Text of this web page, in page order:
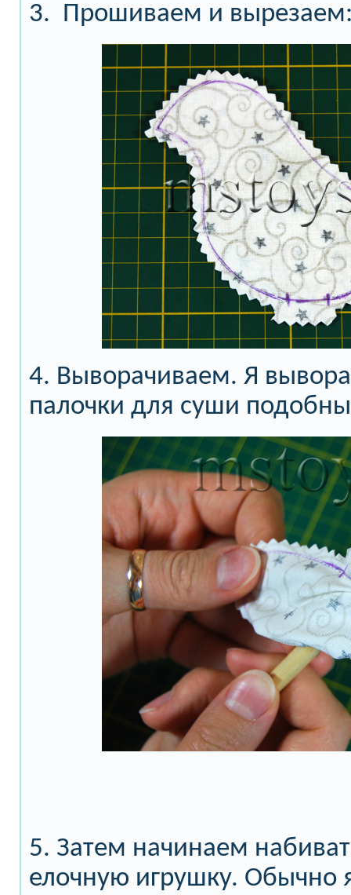
3. Прошиваем и
4. Выворачиваем. Я
палочки для суши
5. Затем начинаем
елочную игрушку. Обычно